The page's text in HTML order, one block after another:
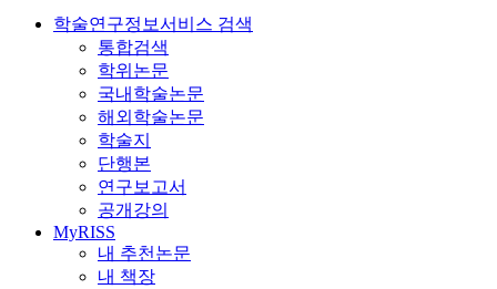
학술연구정보서비스 검색
통합검색
학위논문
국내학술논문
해외학술논문
학술지
단행본
연구보고서
공개강의
MyRISS
내 추천논문
내 책장